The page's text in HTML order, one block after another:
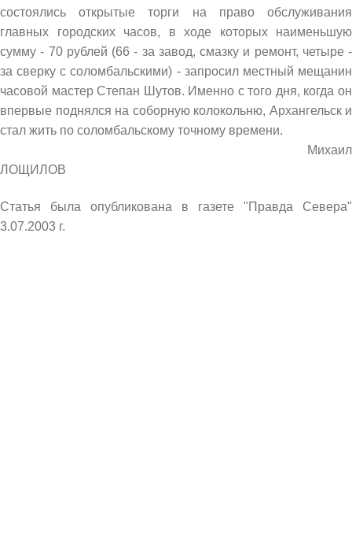
состоялись открытые торги на право обслуживания
главных городских часов, в ходе которых наименьшую
сумму - 70 рублей (66 - за завод, смазку и ремонт, четыре -
за сверку с соломбальскими) - запросил местный мещанин
часовой мастер Степан Шутов. Именно с того дня, когда он
впервые поднялся на соборную колокольню, Архангельск и
стал жить по соломбальскому точному времени.
Михаил
ЛОЩИЛОВ
Статья была опубликована в газете "Правда Севера"
3.07.2003 г.